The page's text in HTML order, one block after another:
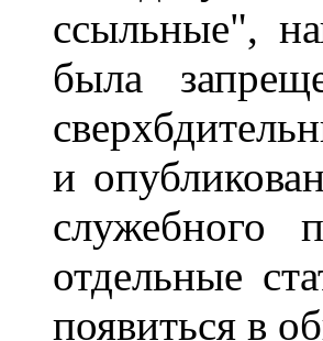
ссыльные",
была
и
служебного
отдельные
появиться в